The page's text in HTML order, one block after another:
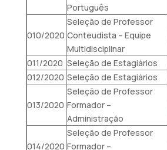
Português
010/2020
Seleção de Professor
Conteudista – Equipe
Multidisciplinar
011/2020 Seleção de Estagiários
012/2020 Seleção de Estagiários
013/2020
Seleção de Professor
Formador –
Administração
014/2020
Seleção de Professor
Formador –